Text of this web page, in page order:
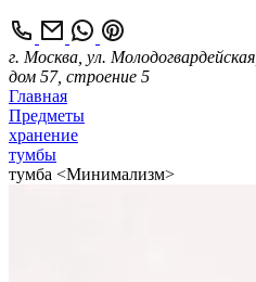
г. Москва, ул. Молодогвардейская,
дом 57, строение 5
Главная
Предметы
хранение
тумбы
тумба <Минимализм>